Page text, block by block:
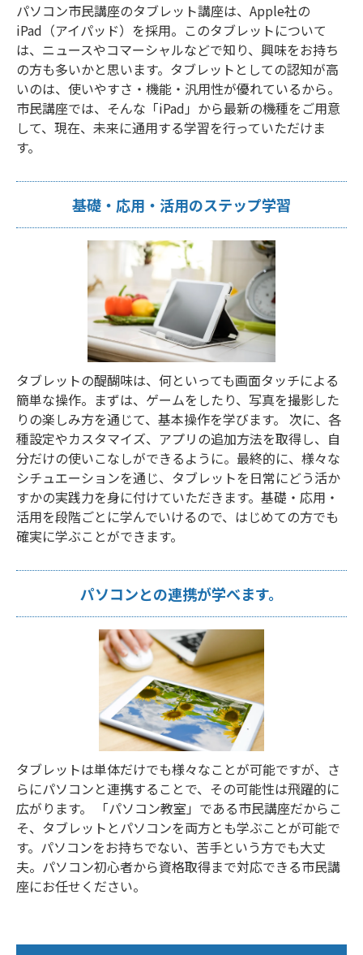
パソコン市民講座のタブレット講座は、Apple社の
iPad（アイパッド）を採用。このタブレットについて
は、ニュースやコマーシャルなどで知り、興味をお持ち
の方も多いかと思います。タブレットとしての認知が高
いのは、使いやすさ・機能・汎用性が優れているから。
市民講座では、そんな「iPad」から最新の機種をご用意
して、現在、未来に通用する学習を行っていただけま
す。
基礎・応用・活用のステップ学習
タブレットの醍醐味は、何といっても画面タッチによる
簡単な操作。まずは、ゲームをしたり、写真を撮影した
りの楽しみ方を通じて、基本操作を学びます。 次に、各
種設定やカスタマイズ、アプリの追加方法を取得し、自
分だけの使いこなしができるように。最終的に、様々な
シチュエーションを通じ、タブレットを日常にどう活か
すかの実践力を身に付けていただきます。基礎・応用・
活用を段階ごとに学んでいけるので、はじめての方でも
確実に学ぶことができます。
パソコンとの連携が学べます。
タブレットは単体だけでも様々なことが可能ですが、さ
らにパソコンと連携することで、その可能性は飛躍的に
広がります。 「パソコン教室」である市民講座だからこ
そ、タブレットとパソコンを両方とも学ぶことが可能で
す。パソコンをお持ちでない、苦手という方でも大丈
夫。パソコン初心者から資格取得まで対応できる市民講
座にお任せください。